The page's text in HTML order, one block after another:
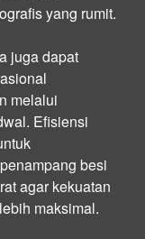
yang rumit.
juga dapat
melalui
Efisiensi
besi
agar kekuatan
maksimal.